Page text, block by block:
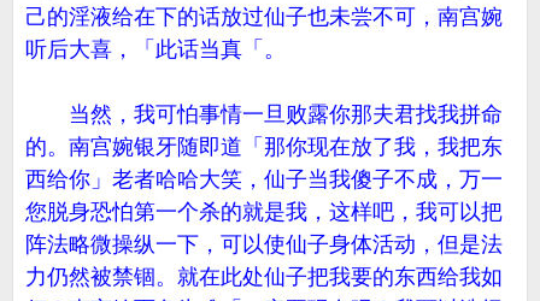
己的淫液给在下的话放过仙子也未尝不可，南宫婉
听后大喜，「此话当真「。
当然，我可怕事情一旦败露你那夫君找我拼命
的。南宫婉银牙随即道「那你现在放了我，我把东
西给你」老者哈哈大笑，仙子当我傻子不成，万一
您脱身恐怕第一个杀的就是我，这样吧，我可以把
阵法略微操纵一下，可以使仙子身体活动，但是法
力仍然被禁锢。就在此处仙子把我要的东西给我如